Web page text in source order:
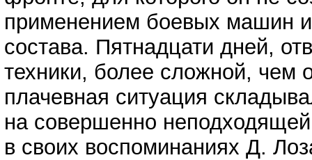
применением боевых машин и
состава. Пятнадцати дней,
техники, более сложной, чем
плачевная ситуация
на совершенно
в своих воспоминаниях Д.